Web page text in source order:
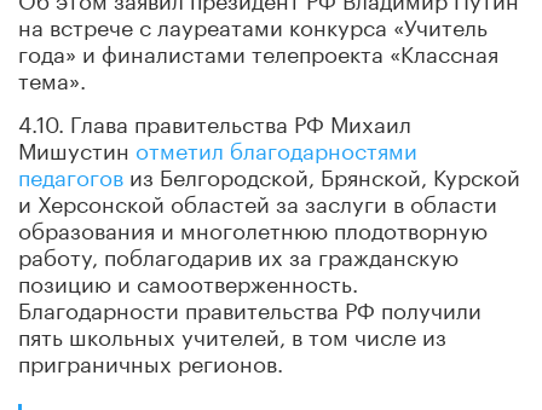
на встрече с лауреатами конкурса «Учитель
года» и финалистами телепроекта «Классная
тема».
4.10. Глава правительства РФ Михаил
Мишустин отметил благодарностями
педагогов из Белгородской, Брянской, Курской
и Херсонской областей за заслуги в области
образования и многолетнюю плодотворную
работу, поблагодарив их за гражданскую
позицию и самоотверженность.
Благодарности правительства РФ получили
пять школьных учителей, в том числе из
приграничных регионов.